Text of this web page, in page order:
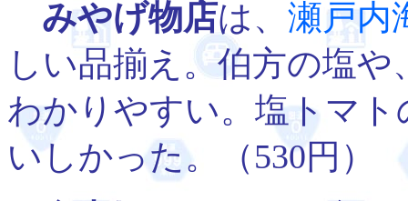
みやげ物店は、 瀬戸内
しい品揃え。伯方の塩
わかりやすい。塩トマ
いしかった。（530円）